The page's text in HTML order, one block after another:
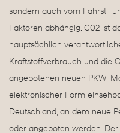
sondern auch vom Fahrstil
Faktoren abhängig. C02 ist
hauptsächlich
Kraftstoffverbrauch und die
angebotenen neuen PKW-
elektronischer Form
Deutschland, an dem neue
oder angeboten werden.